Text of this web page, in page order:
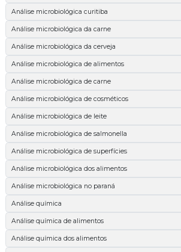
Análise microbiológica curitiba
Análise microbiológica da carne
Análise microbiológica da cerveja
Análise microbiológica de alimentos
Análise microbiológica de carne
Análise microbiológica de cosméticos
Análise microbiológica de leite
Análise microbiológica de salmonella
Análise microbiológica de superfícies
Análise microbiológica dos alimentos
Análise microbiológica no paraná
Análise química
Análise química de alimentos
Análise química dos alimentos